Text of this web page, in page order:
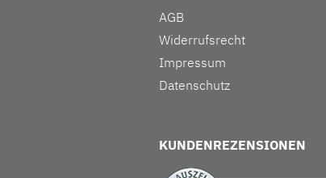
AGB
Widerrufsrecht
Impressum
Datenschutz
KUNDENREZENSIONEN